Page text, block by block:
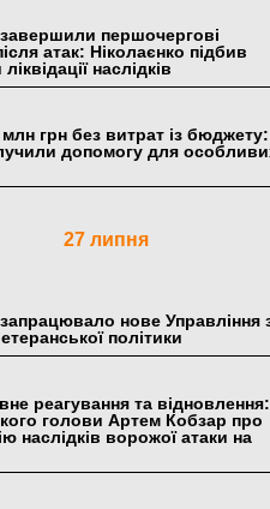
першочергові
атак: Ніколаєнко підбив
наслідків
грн без витрат із бюджету:
допомогу для
27 липня
нове Управління
політики
реагування та відновлення:
голови Артем Кобзар про
наслідків ворожої атаки на